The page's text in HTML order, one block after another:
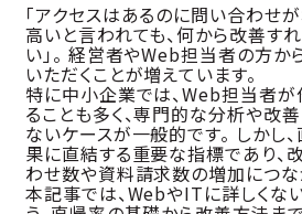
「アクセスはあるのに問い合わせ
高いと言われても、何から改善す
い」。 経営者やWeb担当者の方か
いただくことが増えています。
特に中小企業では、Web担当者
ることも多く、専門的な分析や改
ないケースが一般的です。 しかし
果に直結する重要な指標であり、
わせ数や資料請求数の増加につな
本記事では、WebやITに詳しくな